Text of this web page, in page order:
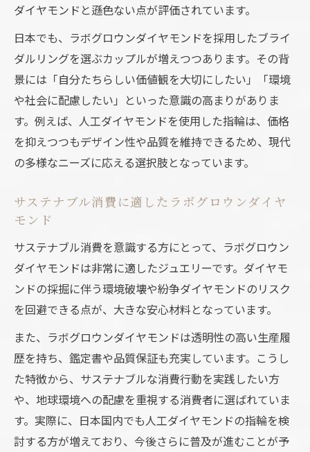
ダイヤモンドと遜色ない点が評価されています。
日本でも、ラボグロウンダイヤモンドを採用したブライ
ダルリングを選ぶカップルが増えつつあります。その背
景には「自分たちらしい価値観を大切にしたい」「環境
や社会に配慮したい」といった意識の高まりがありま
す。例えば、人工ダイヤモンドを使用した指輪は、価格
を抑えつつもデザイン性や品質を維持できるため、現代
の多様なニーズに応える選択肢となっています。
サステナブル消費に適したラボグロウンダイヤ
モンド
サステナブル消費を意識する方にとって、ラボグロウン
ダイヤモンドは非常に適したジュエリーです。ダイヤモ
ンドの採掘に伴う環境破壊や紛争ダイヤモンドのリスク
を回避できる点が、大きな安心材料となっています。
また、ラボグロウンダイヤモンドは透明性の高い生産履
歴を持ち、鑑定書や品質保証も充実しています。こうし
た特徴から、サステナブルな消費行動を実践したい方
や、地球環境への配慮を重視する消費者に選ばれていま
す。実際に、日本国内でも人工ダイヤモンドの指輪を検
討する方が増えており、今後さらに普及が進むことが予